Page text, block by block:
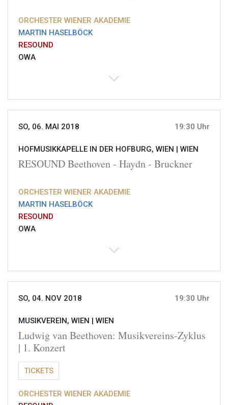
ORCHESTER WIENER AKADEMIE
MARTIN HASELBÖCK
RESOUND
OWA
SO, 06. MAI 2018 19:30 Uhr
HOFMUSIKKAPELLE IN DER HOFBURG, WIEN | WIEN
RESOUND Beethoven - Haydn - Bruckner
ORCHESTER WIENER AKADEMIE
MARTIN HASELBÖCK
RESOUND
OWA
SO, 04. NOV 2018 19:30 Uhr
MUSIKVEREIN, WIEN | WIEN
Ludwig van Beethoven: Musikvereins-Zyklus
| 1. Konzert
TICKETS
ORCHESTER WIENER AKADEMIE